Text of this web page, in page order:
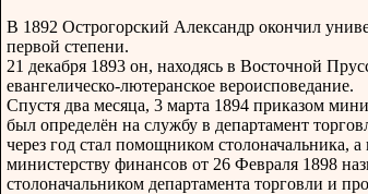
В 1892 Острогорский Александр окончил
первой степени.
21 декабря 1893 он, находясь в Восточной
евангелическо-лютеранское вероисповедание.
Спустя два месяца, 3 марта 1894 приказом
был определён на службу в департамент
через год стал помощником столоначальника,
министерству финансов от 26 Февраля 1898
столоначальником департамента торговли и